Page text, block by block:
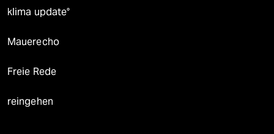
klima update°
Mauerecho
Freie Rede
reingehen